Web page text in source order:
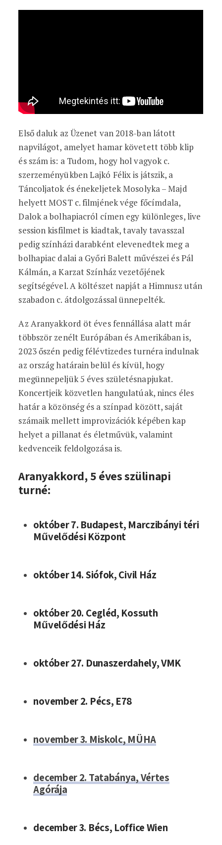
Első daluk az Üzenet van 2018-ban látott
napvilágot, amelyet hamar követett több klip
és szám is: a Tudom, hogy hol vagyok c.
szerzeményükben Lajkó Félix is játszik, a
Táncoljatok és énekeljetek Mosolyka – Majd
helyett MOST c. filmjének vége főcímdala,
Dalok a bolhapiacról címen egy különleges, live
session kisfilmet is kiadtak, tavaly tavasszal
pedig színházi darabként elevenedtek meg a
bolhapiac dalai a Győri Balett művészei és Pál
Kálmán, a Karzat Színház vezetőjének
segítségével. A költészet napját a Himnusz után
szabadon c. átdolgozással ünnepelték.
Az Aranyakkord öt éves fennállása alatt már
többször zenélt Európában és Amerikában is,
2023 őszén pedig félévtizedes turnéra indulnak
az ország határain belül és kívül, hogy
megünnepeljük 5 éves születésnapjukat.
Koncertjeik közvetlen hangulatúak, nincs éles
határ a közönség és a színpad között, saját
számaik mellett improvizációk képében kap
helyet a pillanat és életművük, valamint
kedvenceik feldolgozása is.
Aranyakkord, 5 éves szülinapi
turné:
október 7. Budapest, Marczibányi téri
Művelődési Központ
október 14. Siófok, Civil Ház
október 20. Cegléd, Kossuth
Művelődési Ház
október 27. Dunaszerdahely, VMK
november 2. Pécs, E78
november 3. Miskolc, MÜHA
december 2. Tatabánya, Vértes
Agórája
december 3. Bécs, Loffice Wien